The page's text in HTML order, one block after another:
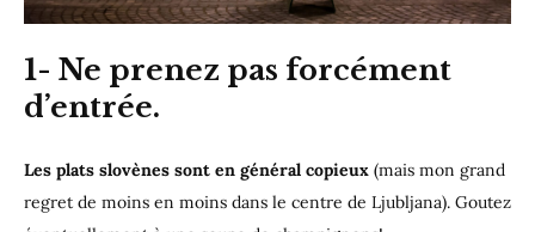
1- Ne prenez pas forcément
d’entrée.
Les plats slovènes sont en général copieux (mais mon grand
regret de moins en moins dans le centre de Ljubljana). Goutez